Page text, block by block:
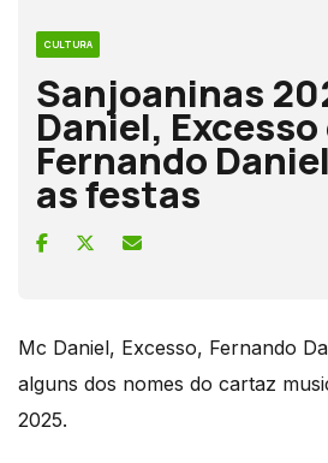
CULTURA
Sanjoaninas
Daniel, Excesso
Fernando
as festas
Mc Daniel, Excesso, Fernando
alguns dos nomes do cartaz
2025.